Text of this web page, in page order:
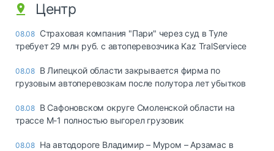
Центр
08.08 Страховая компания "Пари" через суд в Туле
требует 29 млн руб. с автоперевозчика Kaz TralServiece
08.08 В Липецкой области закрывается фирма по
грузовым автоперевозкам после полутора лет убытков
08.08 В Сафоновском округе Смоленской области на
трассе М-1 полностью выгорел грузовик
08.08 На автодороге Владимир – Муром – Арзамас в